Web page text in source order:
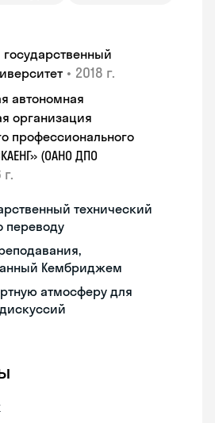
• 2018 г.
автономная
организация
профессионального
(ОАНО ДПО
технический
переводу
Кембриджем
атмосферу для